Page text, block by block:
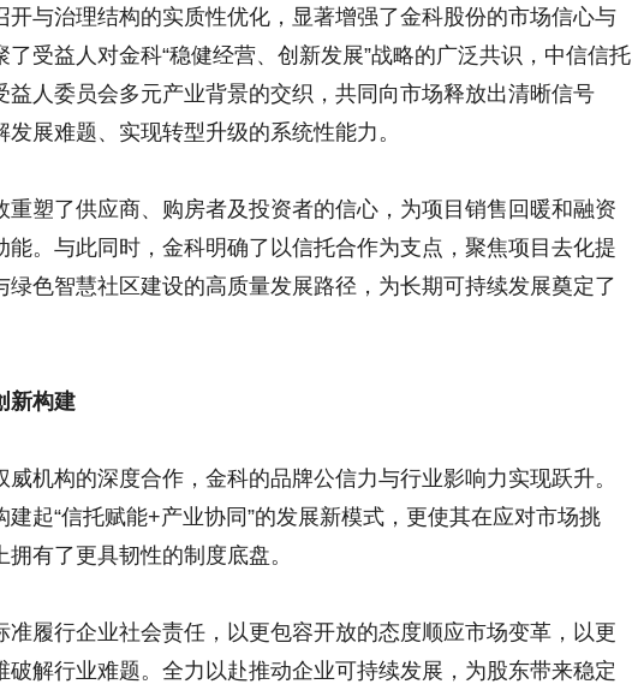
开与治理结构的实质性优化，显著增强了金科股份的市场信心与
了受益人对金科“稳健经营、创新发展”战略的广泛共识，中信信托
益人委员会多元产业背景的交织，共同向市场释放出清晰信号
展难题、实现转型升级的系统性能力。
重塑了供应商、购房者及投资者的信心，为项目销售回暖和融资
能。与此同时，金科明确了以信托合作为支点，聚焦项目去化提
绿色智慧社区建设的高质量发展路径，为长期可持续发展奠定了
新构建
机构的深度合作，金科的品牌公信力与行业影响力实现跃升。
建起“信托赋能+产业协同”的发展新模式，更使其在应对市场挑
有了更具韧性的制度底盘。
准履行企业社会责任，以更包容开放的态度顺应市场变革，以更
破解行业难题。全力以赴推动企业可持续发展，为股东带来稳定